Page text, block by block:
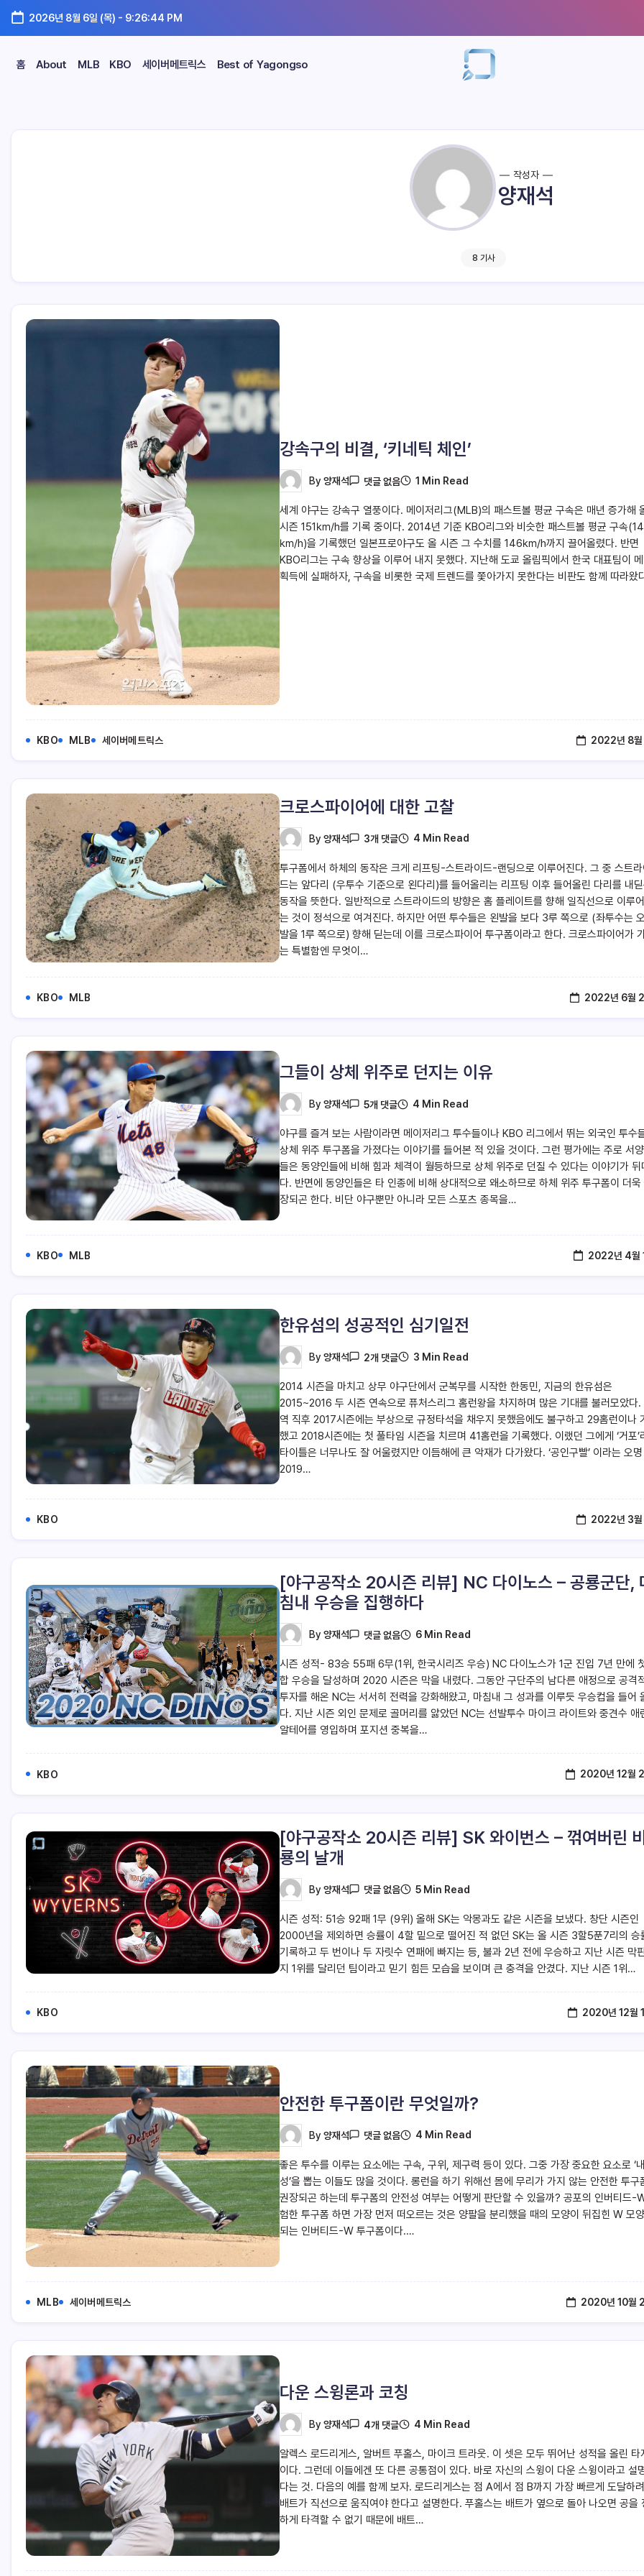
2026년 8월 6일 (목) - 9:26:45 PM
홈 About MLB KBO 세이버메트릭스 Best of Yagongso
작성자
양재석
8 기사
강속구의 비결, ‘키네틱 체인’
By 양재석 댓글 없음 1 Min Read
세계 야구는 강속구 열풍이다. 메이저리그(MLB)의 패스트볼 평균 구속은 매년 증가해
시즌 151㎞/h를 기록 중이다. 2014년 기준 KBO리그와 비슷한 패스트볼 평균 구속
㎞/h)을 기록했던 일본프로야구도 올 시즌 그 수치를 146㎞/h까지 끌어올렸다. 반면
KBO리그는 구속 향상을 이루어 내지 못했다. 지난해 도쿄 올림픽에서 한국 대표팀이
획득에 실패하자, 구속을 비롯한 국제 트렌드를 쫓아가지 못한다는 비판도 함께 따라왔
KBO MLB 세이버메트릭스 2022년 8월
크로스파이어에 대한 고찰
By 양재석 3개 댓글 4 Min Read
투구폼에서 하체의 동작은 크게 리프팅-스트라이드-랜딩으로 이루어진다. 그 중 스트라
드는 앞다리 (우투수 기준으로 왼다리)를 들어올리는 리프팅 이후 들어올린 다리를 내
동작을 뜻한다. 일반적으로 스트라이드의 방향은 홈 플레이트를 향해 일직선으로 이루어
는 것이 정석으로 여겨진다. 하지만 어떤 투수들은 왼발을 보다 3루 쪽으로 (좌투수는
발을 1루 쪽으로) 향해 딛는데 이를 크로스파이어 투구폼이라고 한다. 크로스파이어가
는 특별함엔 무엇이…
KBO MLB 2022년 6월
그들이 상체 위주로 던지는 이유
By 양재석 5개 댓글 4 Min Read
야구를 즐겨 보는 사람이라면 메이저리그 투수들이나 KBO 리그에서 뛰는 외국인 투수
상체 위주 투구폼을 가졌다는 이야기를 들어본 적 있을 것이다. 그런 평가에는 주로 서
들은 동양인들에 비해 힘과 체격이 월등하므로 상체 위주로 던질 수 있다는 이야기가 뒤
다. 반면에 동양인들은 타 인종에 비해 상대적으로 왜소하므로 하체 위주 투구폼이 더욱
장되곤 한다. 비단 야구뿐만 아니라 모든 스포츠 종목을…
KBO MLB 2022년 4월
한유섬의 성공적인 심기일전
By 양재석 2개 댓글 3 Min Read
2014 시즌을 마치고 상무 야구단에서 군복무를 시작한 한동민, 지금의 한유섬은
2015~2016 두 시즌 연속으로 퓨처스리그 홈런왕을 차지하며 많은 기대를 불러모았다.
역 직후 2017시즌에는 부상으로 규정타석을 채우지 못했음에도 불구하고 29홈런이나
했고 2018시즌에는 첫 풀타임 시즌을 치르며 41홈런을 기록했다. 이랬던 그에게 ‘거포’
타이틀은 너무나도 잘 어울렸지만 이듬해에 큰 악재가 다가왔다. ‘공인구빨’ 이라는 오명
2019…
KBO 2022년 3월
[야구공작소 20시즌 리뷰] NC 다이노스 – 공룡군단,
침내 우승을 집행하다
By 양재석 댓글 없음 6 Min Read
시즌 성적- 83승 55패 6무(1위, 한국시리즈 우승) NC 다이노스가 1군 진입 7년 만에
합 우승을 달성하며 2020 시즌은 막을 내렸다. 그동안 구단주의 남다른 애정으로 공격
투자를 해온 NC는 서서히 전력을 강화해왔고, 마침내 그 성과를 이루듯 우승컵을 들어
다. 지난 시즌 외인 문제로 골머리를 앓았던 NC는 선발투수 마이크 라이트와 중견수 애
알테어를 영입하며 포지션 중복을…
KBO 2020년 12월
[야구공작소 20시즌 리뷰] SK 와이번스 – 꺾여버린 비
룡의 날개
By 양재석 댓글 없음 5 Min Read
시즌 성적: 51승 92패 1무 (9위) 올해 SK는 악몽과도 같은 시즌을 보냈다. 창단 시즌인
2000년을 제외하면 승률이 4할 밑으로 떨어진 적 없던 SK는 올 시즌 3할5푼7리의 승
기록하고 두 번이나 두 자릿수 연패에 빠지는 등, 불과 2년 전에 우승하고 지난 시즌 막
지 1위를 달리던 팀이라고 믿기 힘든 모습을 보이며 큰 충격을 안겼다. 지난 시즌 1위…
KBO 2020년 12월
안전한 투구폼이란 무엇일까?
By 양재석 댓글 없음 4 Min Read
좋은 투수를 이루는 요소에는 구속, 구위, 제구력 등이 있다. 그중 가장 중요한 요소로 ‘
성’을 뽑는 이들도 많을 것이다. 롱런을 하기 위해선 몸에 무리가 가지 않는 안전한 투구
권장되곤 하는데 투구폼의 안전성 여부는 어떻게 판단할 수 있을까? 공포의 인버티드-
험한 투구폼 하면 가장 먼저 떠오르는 것은 양팔을 분리했을 때의 모양이 뒤집힌 W 모양
되는 인버티드-W 투구폼이다.…
MLB 세이버메트릭스 2020년 10월
다운 스윙론과 코칭
By 양재석 4개 댓글 4 Min Read
알렉스 로드리게스, 알버트 푸홀스, 마이크 트라웃. 이 셋은 모두 뛰어난 성적을 올린 타
이다. 그런데 이들에겐 또 다른 공통점이 있다. 바로 자신의 스윙이 다운 스윙이라고 설
다는 것. 다음의 예를 함께 보자. 로드리게스는 점 A에서 점 B까지 가장 빠르게 도달하
배트가 직선으로 움직여야 한다고 설명한다. 푸홀스는 배트가 옆으로 돌아 나오면 공을
하게 타격할 수 없기 때문에 배트…